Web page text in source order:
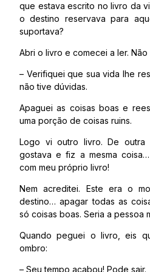
que estava escrito no livro da
o destino reservava para
suportava?
Abri o livro e comecei a ler. Não
– Verifiquei que sua vida lhe
não tive dúvidas.
Apaguei as coisas boas e
uma porção de coisas ruins.
Logo vi outro livro. De
gostava e fiz a mesma
com meu próprio livro!
Nem acreditei. Este era o
destino… apagar todas as
só coisas boas. Seria a pessoa
Quando peguei o livro, eis
ombro:
– Seu tempo acabou! Pode sair.